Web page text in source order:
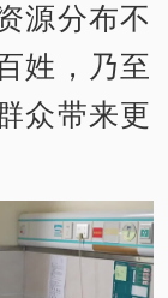
源分布不
姓，乃至
众带来更